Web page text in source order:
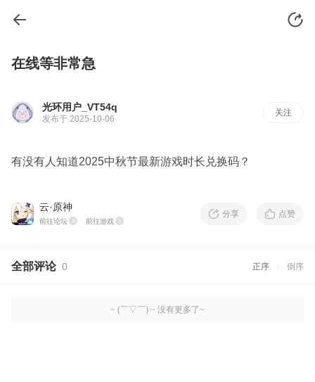
在线等非常急
光环用户_VT54q
发布于 2025-10-06
关注
有没有人知道2025中秋节最新游戏时长兑换码？
云·原神
前往论坛 前往游戏
分享 点赞
全部评论 0 正序 倒序
~ (￣▽￣) ~ 没有更多了~